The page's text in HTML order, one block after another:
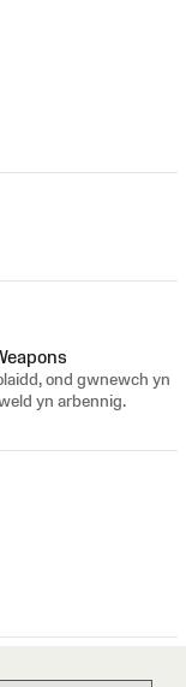
ond gwnewch yn
yn arbennig.